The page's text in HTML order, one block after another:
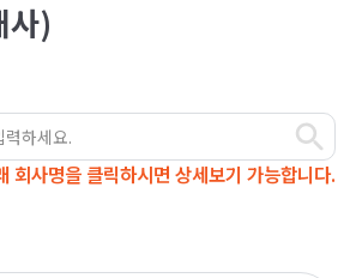
사)
회사명을 클릭하시면 상세보기 가능합니다.